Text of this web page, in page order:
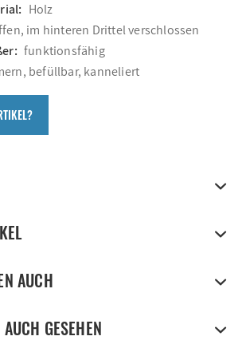
Holz
im hinteren Drittel verschlossen
funktionsfähig
befüllbar, kanneliert
AUCH
GESEHEN